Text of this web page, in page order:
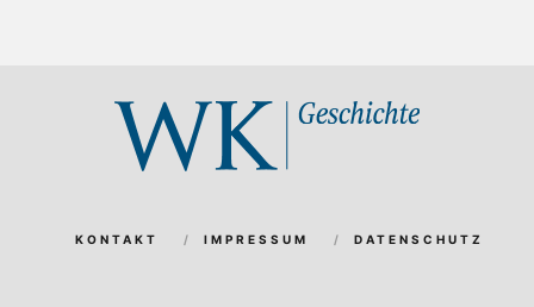
KONTAKT IMPRESSUM DATENSCHUTZ